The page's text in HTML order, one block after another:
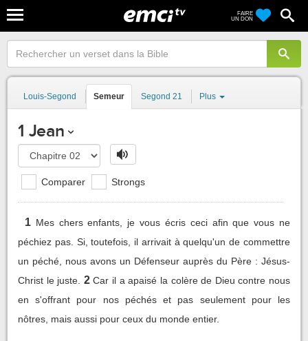
FAIRE
UN DON
Louis-Segond Semeur Segond 21 Plus
1 Jean
Comparer Strongs
1 Mes chers enfants, je vous écris ceci afin que vous ne
péchiez pas. Si, toutefois, il arrivait à quelqu'un de commettre
un péché, nous avons un Défenseur auprès du Père : Jésus-
Christ le juste. 2 Car il a apaisé la colère de Dieu contre nous
en s'offrant pour nos péchés et pas seulement pour les
nôtres, mais aussi pour ceux du monde entier.